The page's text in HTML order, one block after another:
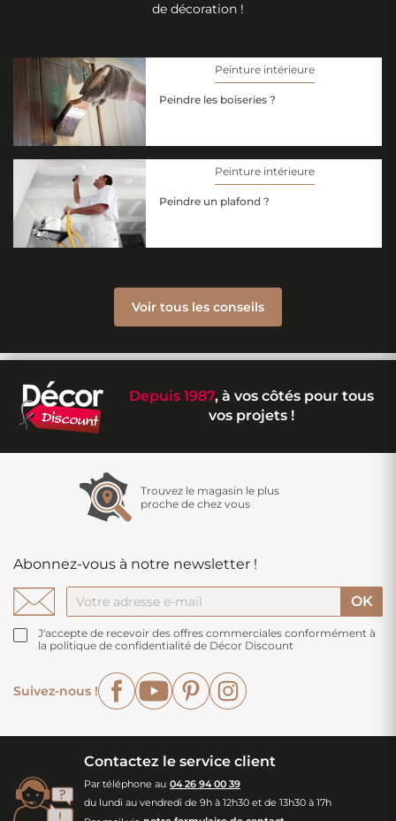
de décoration !
Peinture intérieure
Peindre les boiseries ?
Peinture intérieure
Peindre un plafond ?
Voir tous les conseils
Depuis 1987, à vos côtés pour tous
vos projets !
Trouvez le magasin le plus
proche de chez vous
Abonnez-vous à notre newsletter !
J'accepte de recevoir des offres commerciales conformément à
la politique de confidentialité de Décor Discount
Suivez-nous !
FacebookYouTubePinterest
Contactez le service client
Par téléphone au 04 26 94 00 39
du lundi au vendredi de 9h à 12h30 et de 13h30 à 17h